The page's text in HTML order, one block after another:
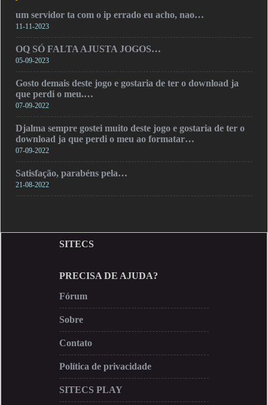
um servidor ta com o ip errado eu acho, nao…
11-11-2023
OQ SÓ FALTA AJUSTA JOGOS…
05-09-2023
Gosto demais deste jogo e gostaria de ter o download ja
que perdi o meu.…
07-09-2022
Djalma sempre gostei muito deste jogo e gostaria de ter o
download ja que perdi o meu ao formatar…
07-09-2022
Satisfação, parabéns pela…
21-08-2022
SITECS
PRECISA DE AJUDA?
Fórum
Sobre
Contato
Política de privacidade
SITECS PLAY